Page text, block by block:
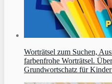
Worträtsel zum Suchen,
farbenfrohe Worträtsel.
Grundwortschatz für